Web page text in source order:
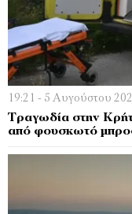
19:21 - 5 Αυγούστου
Τραγωδία στην
από φουσκωτό